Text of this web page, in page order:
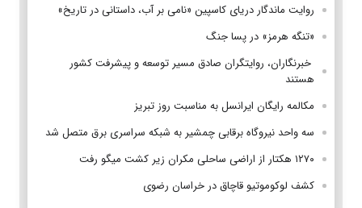
روایت ماندگار دریای کاسپین «نامی بر آب، داستانی در تاریخ»
«تنگه هرمز» در پسا جنگ
‌ خبرنگاران، روایتگران صادق مسیر توسعه و پیشرفت کشور
هستند
مکالمه رایگان ایرانسل به مناسبت روز تبریز
سه واحد نیروگاه برقابی چمشیر به شبکه سراسری برق متصل شد
۱۲۷۰ هکتار از اراضی ساحلی مکران زیر کشت میگو رفت
کشف لوکوموتیو قاچاق در خراسان رضوی